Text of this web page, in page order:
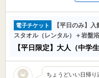
電子チケット
【平日のみ】
スタオル（レンタル）＋岩盤
【平日限定】大人（中学
ちょうどいい日帰